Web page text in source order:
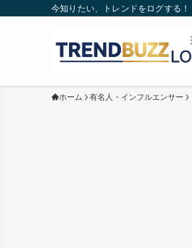
今知りたい、トレンドをログする！
ホーム 有名人・インフルエンサー